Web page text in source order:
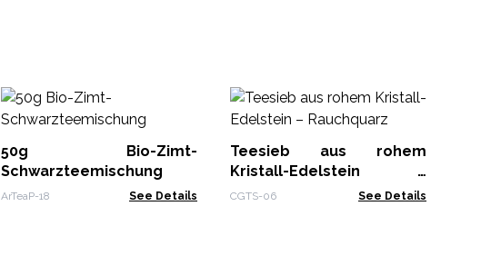
50g Bio-Zimt-
Schwarzteemischung
ArTeaP-18 See Details
Teesieb aus rohem
Kristall-Edelstein –
Rauchquarz
CGTS-06 See Details